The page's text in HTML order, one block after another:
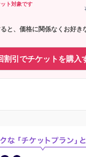
ト対象です
と、価格に関係なくお好き
割引でチケットを購入